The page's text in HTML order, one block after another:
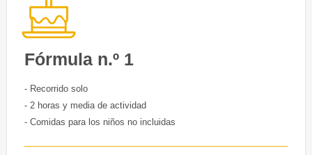
Fórmula n.º 1
- Recorrido solo
- 2 horas y media de actividad
- Comidas para los niños no incluidas